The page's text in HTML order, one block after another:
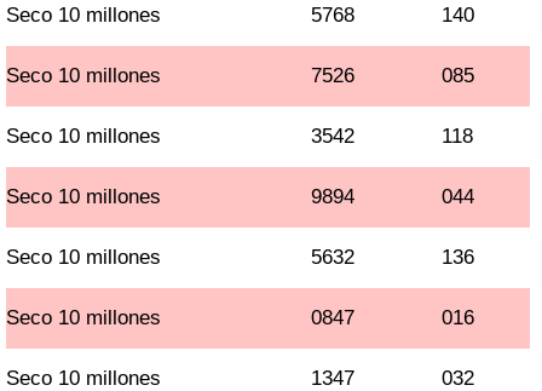
Seco 10 millones 5768 140
Seco 10 millones 7526 085
Seco 10 millones 3542 118
Seco 10 millones 9894 044
Seco 10 millones 5632 136
Seco 10 millones 0847 016
Seco 10 millones 1347 032